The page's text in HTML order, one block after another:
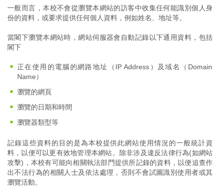
一般而言，本校不會從瀏覽本網站的訪客中收集任何能識別個人身
份的資料，或要求提供任何個人資料，例如姓名、地址等。
當閣下瀏覽本網站時，網站伺服器會自動記錄以下通用資料，包括
閣下
正在使用的電腦的網路地址（IP Address）及域名（Domain
Name）
瀏覽的網頁
瀏覽的日期和時間
瀏覽器類型等
記錄這些資料的目的是為本校提供此網站使用情況的一般統計資
料，以便可以更有效地管理本網站。除非涉及違反法律行為(如網站
攻擊)，本校有可能向相關執法部門提供所記錄的資料，以便追查作
出不法行為的相關人士及依法處理，否則不會試圖識別使用者或其
瀏覽活動。